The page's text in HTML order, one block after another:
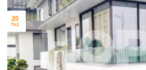
20
Th2